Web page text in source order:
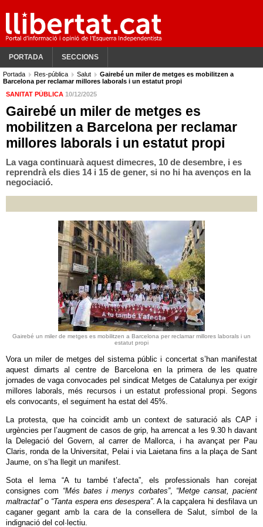
PORTADA SECCIONS
Portada Res-pública Salut
Gairebé un miler de metges es mobilitzen a
Barcelona per reclamar millores laborals i un estatut propi
SANITAT PÚBLICA 10/12/2025
Gairebé un miler de metges es
mobilitzen a Barcelona per reclamar
millores laborals i un estatut propi
La vaga continuarà aquest dimecres, 10 de desembre, i es
reprendrà els dies 14 i 15 de gener, si no hi ha avenços en la
negociació.
Gairebé un miler de metges es mobilitzen a Barcelona per reclamar millores laborals i un
estatut propi
Vora un miler de metges del sistema públic i concertat s’han manifestat
aquest dimarts al centre de Barcelona en la primera de les quatre
jornades de vaga convocades pel sindicat Metges de Catalunya per exigir
millores laborals, més recursos i un estatut professional propi. Segons
els convocants, el seguiment ha estat del 45%.
La protesta, que ha coincidit amb un context de saturació als CAP i
urgències per l’augment de casos de grip, ha arrencat a les 9.30 h davant
la Delegació del Govern, al carrer de Mallorca, i ha avançat per Pau
Claris, ronda de la Universitat, Pelai i via Laietana fins a la plaça de Sant
Jaume, on s’ha llegit un manifest.
Sota el lema “A tu també t’afecta”, els professionals han corejat
consignes com “Més bates i menys corbates”, “Metge cansat, pacient
maltractat”o “Tanta espera ens desespera”. A la capçalera hi desfilava un
caganer gegant amb la cara de la consellera de Salut, símbol de la
indignació del col·lectiu.